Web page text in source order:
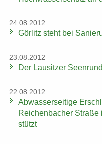
24.08.2012
Gör­litz steht bei
23.08.2012
Der Lau­sit­zer
22.08.2012
Ab­was­ser­sei­ti­ge
Rei­chen­ba­cher
stützt